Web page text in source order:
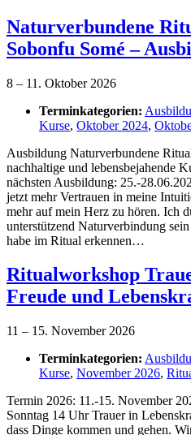
Naturverbundene
Sobonfu Somé –
8 – 11. Oktober 2026
Terminkategorien:
Kurse, Oktober 2024,
Ausbildung Naturverbundene
nachhaltige und lebensbejahende
nächsten Ausbildung: 25.-
jetzt mehr Vertrauen in meine
mehr auf mein Herz zu hören. Ich
unterstützend Naturverbindung
habe im Ritual erkennen…
Ritualworkshop
Freude und
11 – 15. November 2026
Terminkategorien:
Kurse, November 2026,
Termin 2026: 11.-15. November
Sonntag 14 Uhr Trauer in
dass Dinge kommen und gehen.